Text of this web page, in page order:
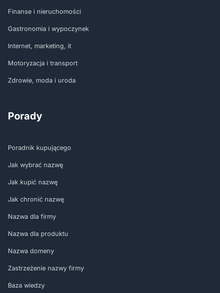
Finanse i nieruchomości
Gastronomia i wypoczynek
Internet, marketing, it
Motoryzacja i transport
Zdrowie, moda i uroda
Porady
Poradnik kupującego
Jak wybrać nazwę
Jak kupić nazwę
Jak chronić nazwę
Nazwa dla firmy
Nazwa dla produktu
Nazwa domeny
Zastrzeżenie nazwy firmy
Baza wiedzy